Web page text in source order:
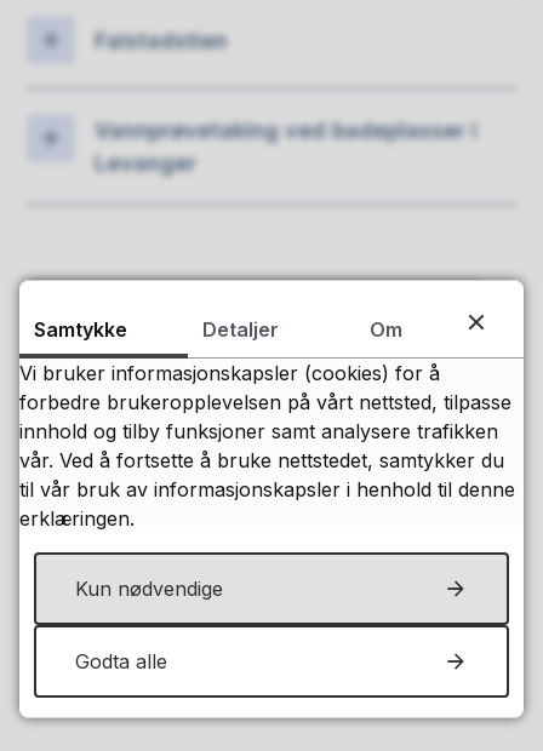
Falstadstien
Vannprøvetaking ved badeplasser i
Levanger
Sist endret 22.07.2026 09:01
Fant du det du lette etter?
Samtykke Detaljer
Om
Vi bruker informasjonskapsler (cookies) for å
forbedre brukeropplevelsen på vårt nettsted, tilpasse
innhold og tilby funksjoner samt analysere trafikken
vår. Ved å fortsette å bruke nettstedet, samtykker du
til vår bruk av informasjonskapsler i henhold til denne
erklæringen.
Kun nødvendige
Godta alle